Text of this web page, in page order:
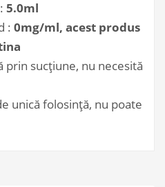
5.0ml
: 0mg/ml, acest produs
prin sucțiune, nu necesită
unică folosință, nu poate